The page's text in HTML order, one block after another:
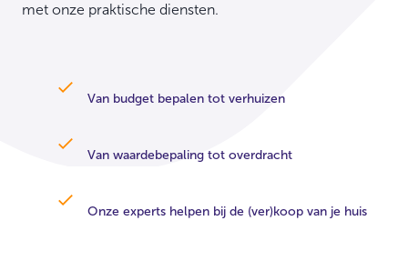
met onze praktische diensten.
Van budget bepalen tot verhuizen
Van waardebepaling tot overdracht
Onze experts helpen bij de (ver)koop van je huis